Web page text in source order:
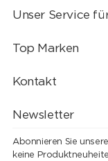
Unser Service
Top Marken
Kontakt
Newsletter
Abonnieren Sie
keine